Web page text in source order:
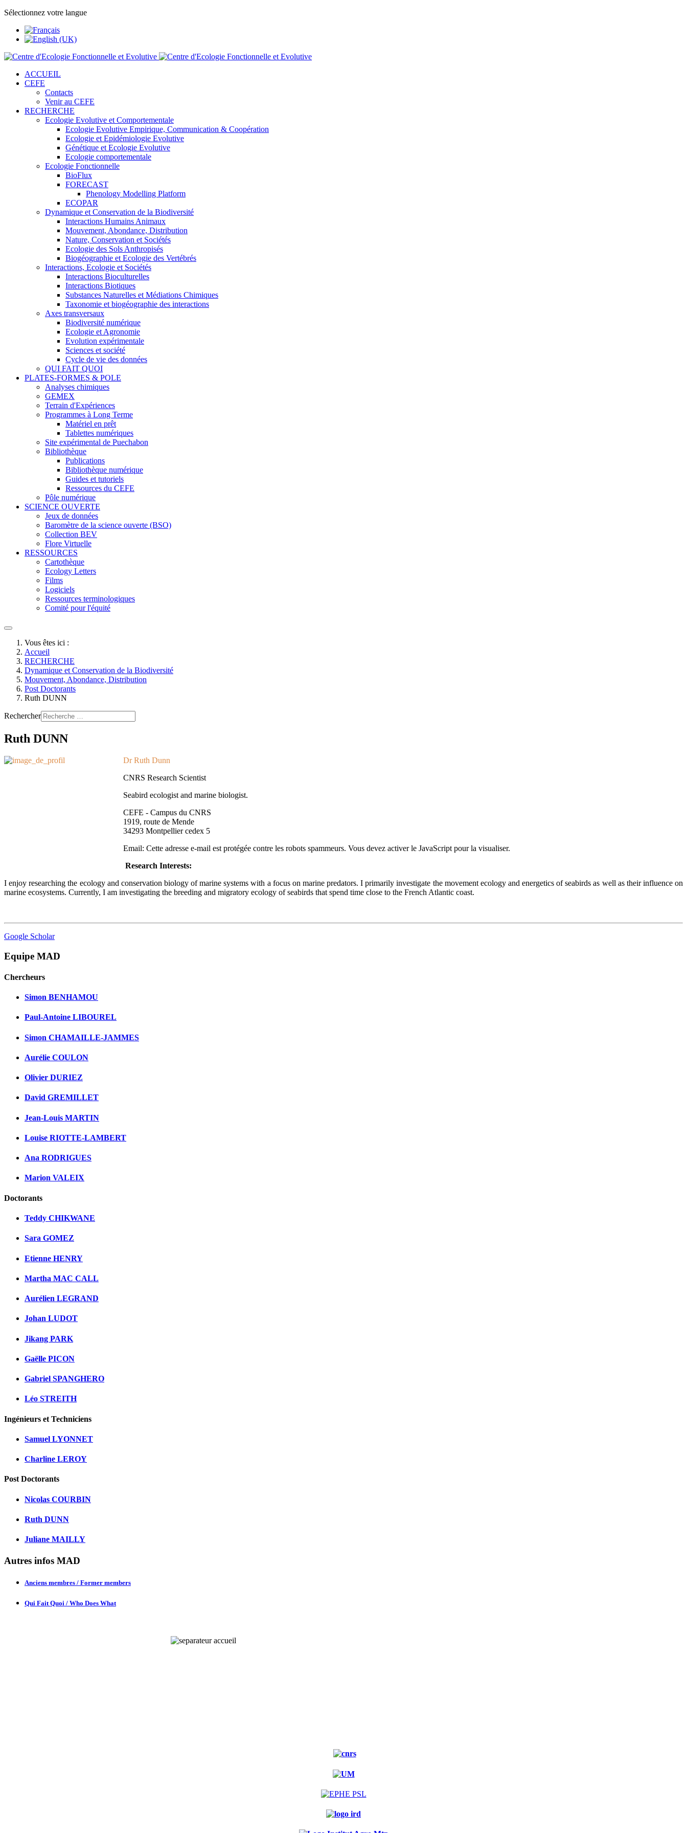
Sélectionnez votre langue
ACCUEIL
CEFE
Contacts
Venir au CEFE
RECHERCHE
Ecologie Evolutive et Comportementale
Ecologie Evolutive Empirique, Communication & Coopération
Ecologie et Epidémiologie Evolutive
Génétique et Ecologie Evolutive
Ecologie comportementale
Ecologie Fonctionnelle
BioFlux
FORECAST
Phenology Modelling Platform
ECOPAR
Dynamique et Conservation de la Biodiversité
Interactions Humains Animaux
Mouvement, Abondance, Distribution
Nature, Conservation et Sociétés
Ecologie des Sols Anthropisés
Biogéographie et Ecologie des Vertébrés
Interactions, Ecologie et Sociétés
Interactions Bioculturelles
Interactions Biotiques
Substances Naturelles et Médiations Chimiques
Taxonomie et biogéographie des interactions
Axes transversaux
Biodiversité numérique
Ecologie et Agronomie
Evolution expérimentale
Sciences et société
Cycle de vie des données
QUI FAIT QUOI
PLATES-FORMES & POLE
Analyses chimiques
GEMEX
Terrain d'Expériences
Programmes à Long Terme
Matériel en prêt
Tablettes numériques
Site expérimental de Puechabon
Bibliothèque
Publications
Bibliothèque numérique
Guides et tutoriels
Ressources du CEFE
Pôle numérique
SCIENCE OUVERTE
Jeux de données
Baromètre de la science ouverte (BSO)
Collection BEV
Flore Virtuelle
RESSOURCES
Cartothèque
Ecology Letters
Films
Logiciels
Ressources terminologiques
Comité pour l'équité
Vous êtes ici :
Accueil
RECHERCHE
Dynamique et Conservation de la Biodiversité
Mouvement, Abondance, Distribution
Post Doctorants
Ruth DUNN
Rechercher
Ruth DUNN
Dr Ruth Dunn
CNRS Research Scientist
Seabird ecologist and marine biologist.
CEFE - Campus du CNRS
1919, route de Mende
34293 Montpellier cedex 5
Email: Cette adresse e-mail est protégée contre les robots spammeurs. Vous devez activer le JavaScript pour la visualiser.
Research Interests:
I enjoy researching the ecology and conservation biology of marine systems with a focus on marine predators. I primarily investigate the movement ecology and energetics of seabirds as well as their influence on
marine ecosystems. Currently, I am investigating the breeding and migratory ecology of seabirds that spend time close to the French Atlantic coast.
Google Scholar
Equipe MAD
Chercheurs
Simon BENHAMOU
Paul-Antoine LIBOUREL
Simon CHAMAILLE-JAMMES
Aurélie COULON
Olivier DURIEZ
David GREMILLET
Jean-Louis MARTIN
Louise RIOTTE-LAMBERT
Ana RODRIGUES
Marion VALEIX
Doctorants
Teddy CHIKWANE
Sara GOMEZ
Etienne HENRY
Martha MAC CALL
Aurélien LEGRAND
Johan LUDOT
Jikang PARK
Gaëlle PICON
Gabriel SPANGHERO
Léo STREITH
Ingénieurs et Techniciens
Samuel LYONNET
Charline LEROY
Post Doctorants
Nicolas COURBIN
Ruth DUNN
Juliane MAILLY
Autres infos MAD
Anciens membres / Former members
Qui Fait Quoi / Who Does What